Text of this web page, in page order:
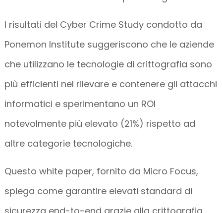
I risultati del Cyber Crime Study condotto da
Ponemon Institute suggeriscono che le aziende
che utilizzano le tecnologie di crittografia sono
più efficienti nel rilevare e contenere gli attacchi
informatici e sperimentano un ROI
notevolmente più elevato (21%) rispetto ad
altre categorie tecnologiche.
Questo white paper, fornito da Micro Focus,
spiega come garantire elevati standard di